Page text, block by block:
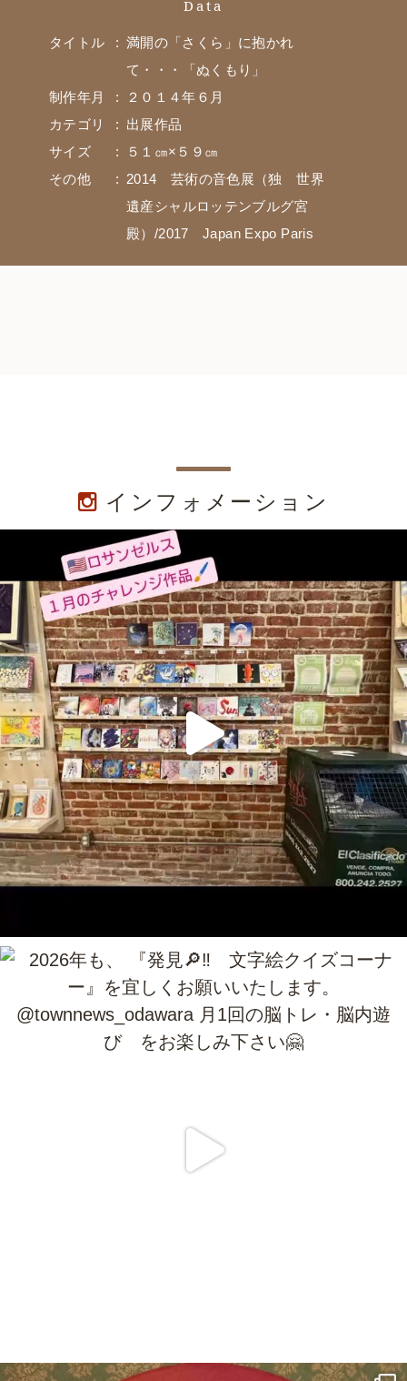
Data
タイトル
満開の「さくら」に抱かれ
て・・・「ぬくもり」
制作年月
２０１４年６月
カテゴリ
出展作品
サイズ
５１㎝×５９㎝
その他
2014 芸術の音色展（独 世界
遺産シャルロッテンブルグ宮
殿）/2017 Japan Expo Paris
インフォメーション